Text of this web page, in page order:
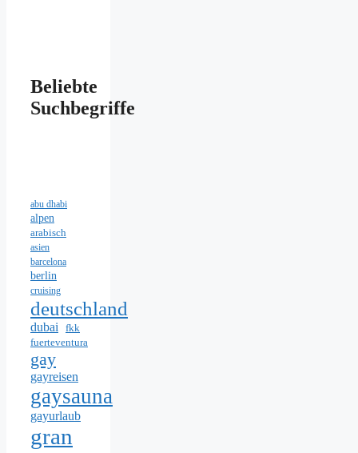
Beliebte
Suchbegriffe
abu dhabi
alpen
arabisch
asien
barcelona
berlin
cruising
deutschland
dubai
fkk
fuerteventura
gay
gayreisen
gaysauna
gayurlaub
gran